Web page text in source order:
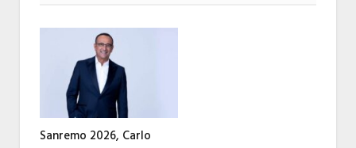
Sanremo 2026, Carlo